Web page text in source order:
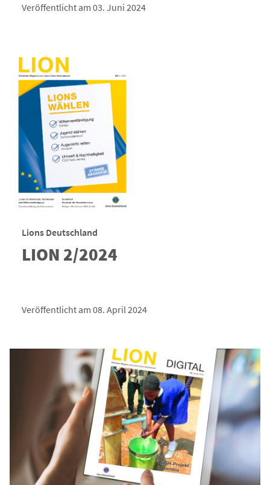
Veröffentlicht am 03. Juni 2024
Lions Deutschland
LION 2/2024
Veröffentlicht am 08. April 2024